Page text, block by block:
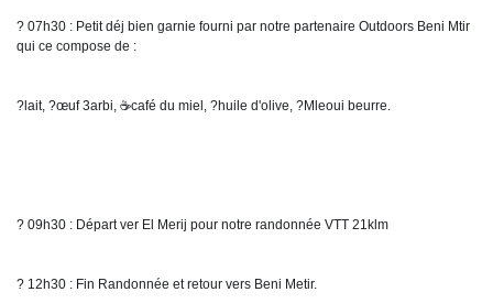
? 07h30 : Petit déj bien garnie fourni par notre partenaire Outdoors Beni Mtir
qui ce compose de :
?lait, ?œuf 3arbi, ☕café du miel, ?huile d'olive, ?Mleoui beurre.
? 09h30 : Départ ver El Merij pour notre randonnée VTT 21klm
? 12h30 : Fin Randonnée et retour vers Beni Metir.